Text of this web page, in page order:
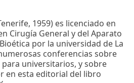
1959) es licenciado en
Cirugía General y del Aparato
por la universidad de La
conferencias sobre
universitarios, y sobre
en esta editorial del libro